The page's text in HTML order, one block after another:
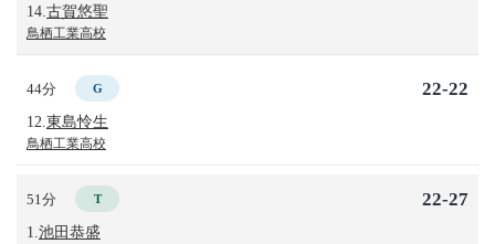
14. 古賀悠聖
鳥栖工業高校
44分 G
12. 東島怜生
鳥栖工業高校
22-22
51分 T
1. 池田恭盛
22-27